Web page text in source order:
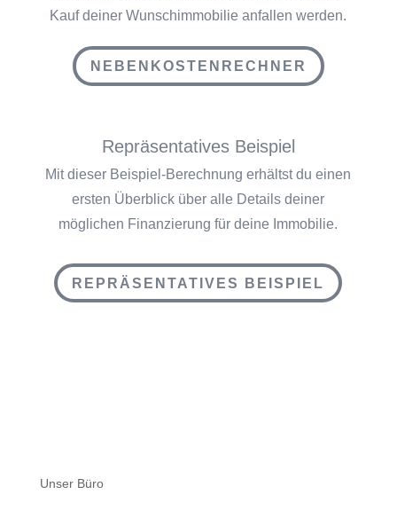
Kauf deiner Wunschimmobilie anfallen werden.
NEBENKOSTENRECHNER
Repräsentatives Beispiel
Mit dieser Beispiel-Berechnung erhältst du einen
ersten Überblick über alle Details deiner
möglichen Finanzierung für deine Immobilie.
REPRÄSENTATIVES BEISPIEL
Unser Büro